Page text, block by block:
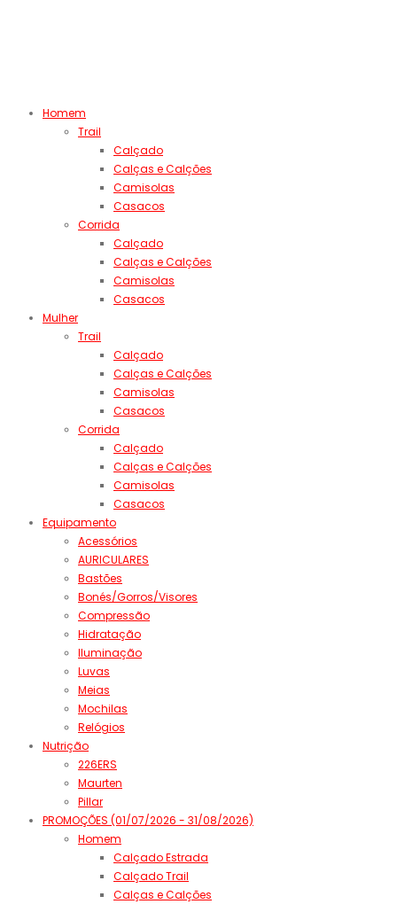
Homem
Trail
Calçado
Calças e Calções
Camisolas
Casacos
Corrida
Calçado
Calças e Calções
Camisolas
Casacos
Mulher
Trail
Calçado
Calças e Calções
Camisolas
Casacos
Corrida
Calçado
Calças e Calções
Camisolas
Casacos
Equipamento
Acessórios
AURICULARES
Bastões
Bonés/Gorros/Visores
Compressão
Hidratação
Iluminação
Luvas
Meias
Mochilas
Relógios
Nutrição
226ERS
Maurten
Pillar
PROMOÇÕES (01/07/2026 - 31/08/2026)
Homem
Calçado Estrada
Calçado Trail
Calças e Calções